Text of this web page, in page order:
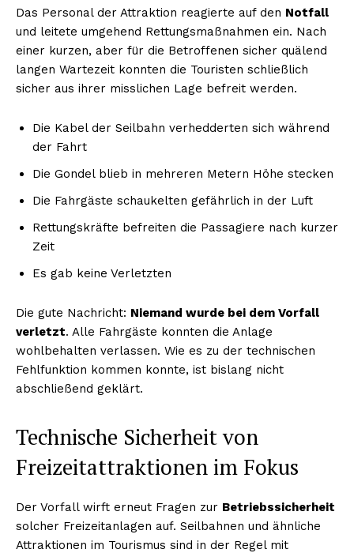
Das Personal der Attraktion reagierte auf den Notfall
und leitete umgehend Rettungsmaßnahmen ein. Nach
einer kurzen, aber für die Betroffenen sicher quälend
langen Wartezeit konnten die Touristen schließlich
sicher aus ihrer misslichen Lage befreit werden.
Die Kabel der Seilbahn verhedderten sich während
der Fahrt
Die Gondel blieb in mehreren Metern Höhe stecken
Die Fahrgäste schaukelten gefährlich in der Luft
Rettungskräfte befreiten die Passagiere nach kurzer
Zeit
Es gab keine Verletzten
Die gute Nachricht: Niemand wurde bei dem Vorfall
verletzt. Alle Fahrgäste konnten die Anlage
wohlbehalten verlassen. Wie es zu der technischen
Fehlfunktion kommen konnte, ist bislang nicht
abschließend geklärt.
Technische Sicherheit von
Freizeitattraktionen im Fokus
Der Vorfall wirft erneut Fragen zur Betriebssicherheit
solcher Freizeitanlagen auf. Seilbahnen und ähnliche
Attraktionen im Tourismus sind in der Regel mit